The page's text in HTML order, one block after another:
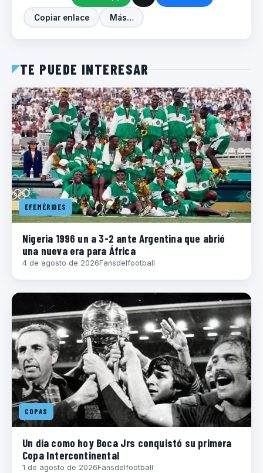
Copiar enlace Más…
TE PUEDE INTERESAR
EFEMÉRIDES
Nigeria 1996 un a 3-2 ante Argentina que abrió
una nueva era para África
4 de agosto de 2026Fansdelfootball
COPAS
Un día como hoy Boca Jrs conquistó su primera
Copa Intercontinental
1 de agosto de 2026Fansdelfootball